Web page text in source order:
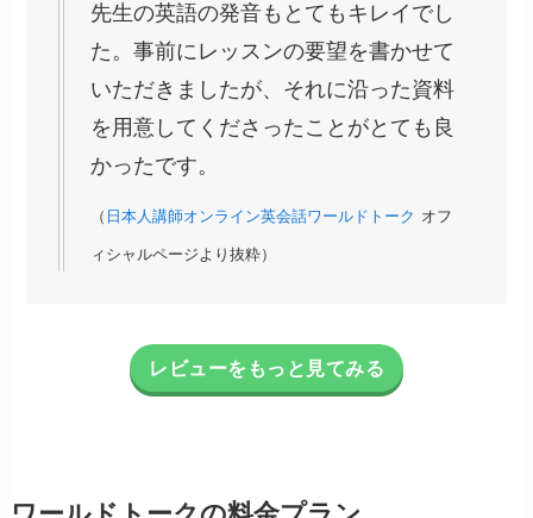
先生の英語の発音もとてもキレイでし
た。事前にレッスンの要望を書かせて
いただきましたが、それに沿った資料
を用意してくださったことがとても良
かったです。
（ 日本人講師オンライン英会話ワールドトーク オフ
ィシャルページより抜粋）
レビューをもっと見てみる